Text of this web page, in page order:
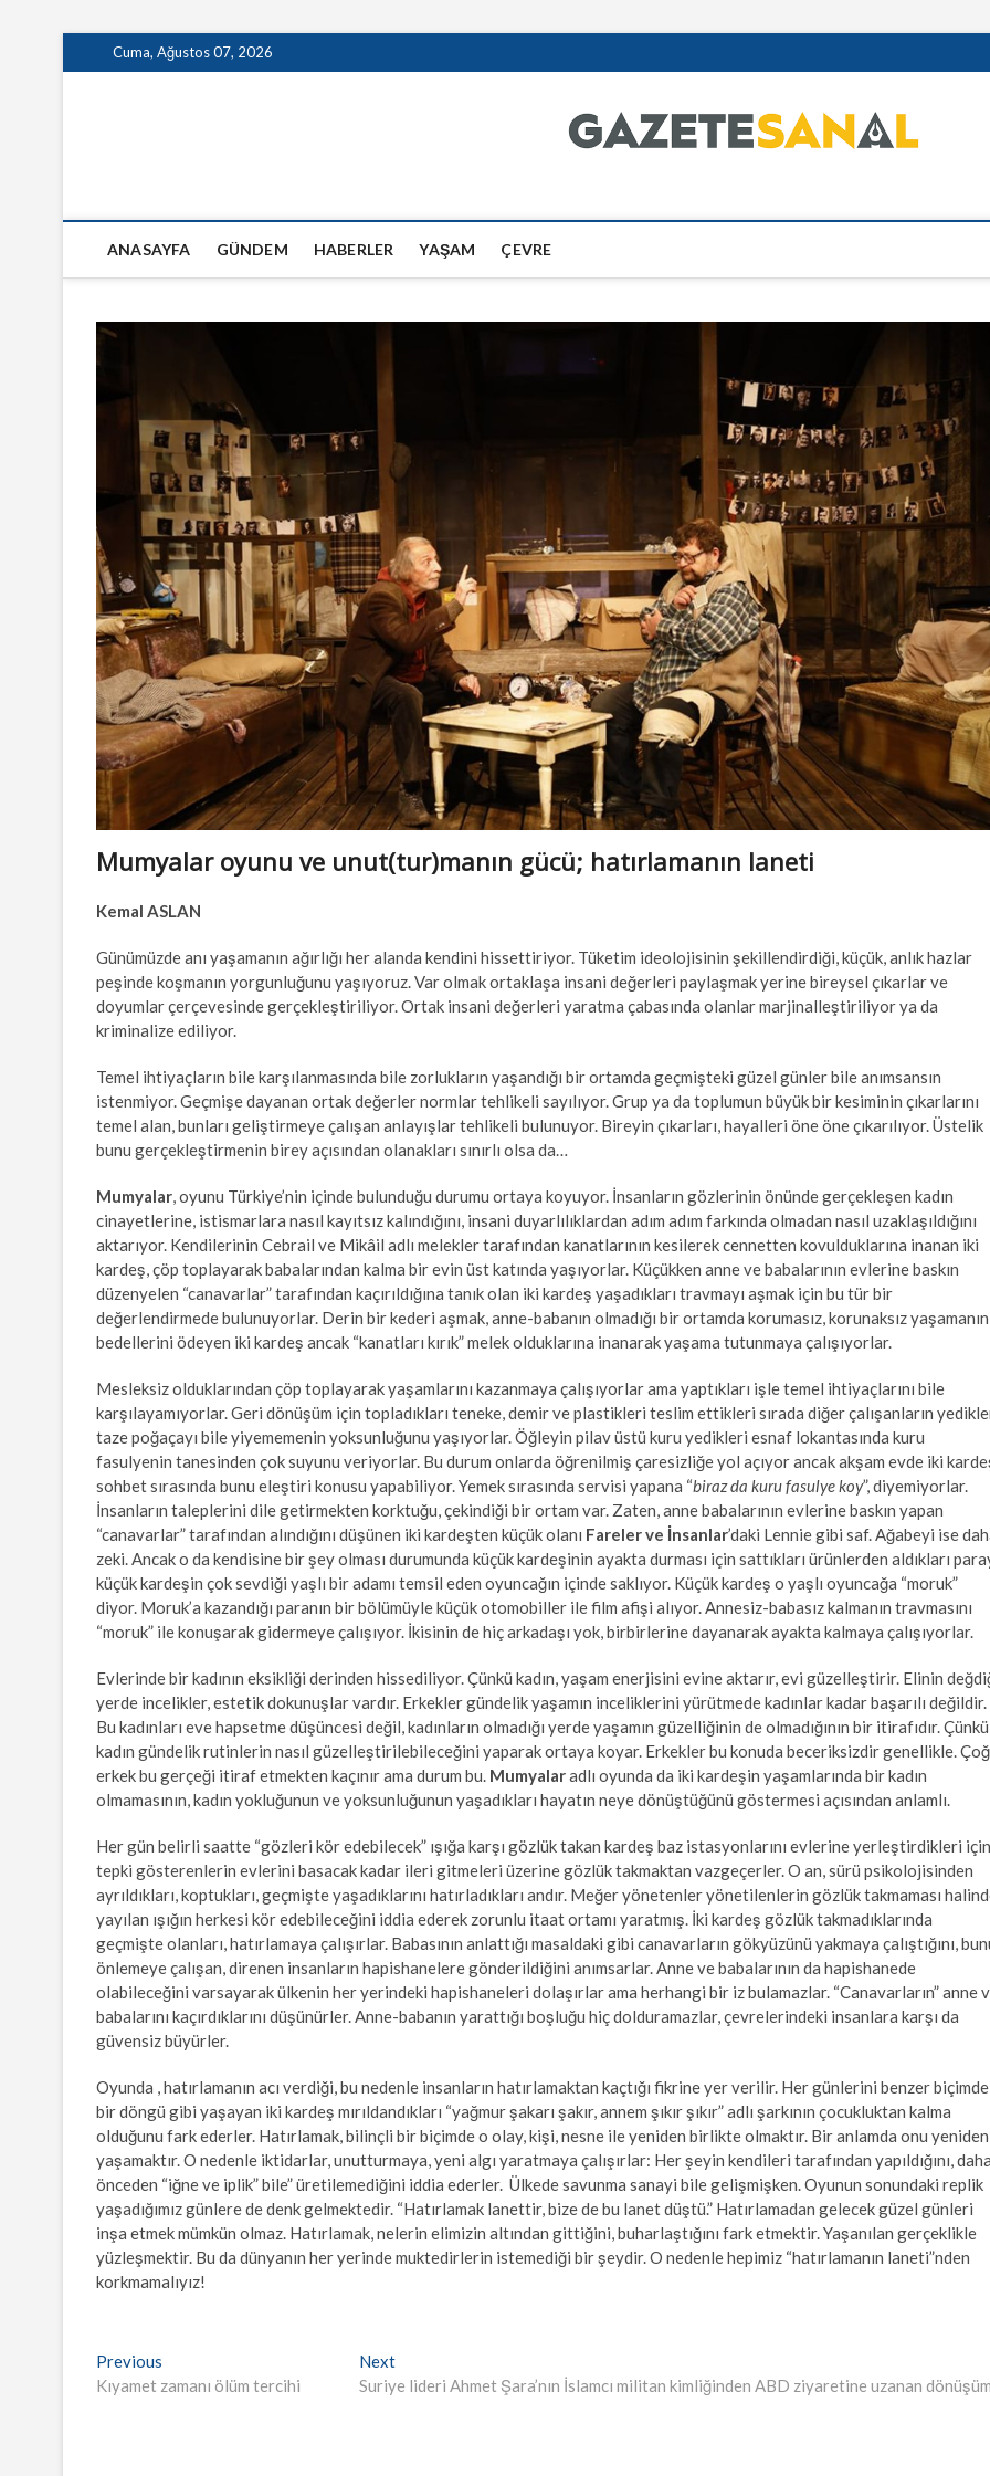
to
Cuma, Ağustos 07, 2026
ANASAYFA GÜNDEM HABERLER YAŞAM ÇEVRE
Mumyalar oyunu ve unut(tur)manın gücü; hatırlamanın laneti
Kemal ASLAN
Günümüzde anı yaşamanın ağırlığı her alanda kendini hissettiriyor. Tüketim ideolojisinin şekillendirdiği, küçük, anlık hazlar
peşinde koşmanın yorgunluğunu yaşıyoruz. Var olmak ortaklaşa insani değerleri paylaşmak yerine bireysel çıkarlar ve
doyumlar çerçevesinde gerçekleştiriliyor. Ortak insani değerleri yaratma çabasında olanlar marjinalleştiriliyor ya da
kriminalize ediliyor.
Temel ihtiyaçların bile karşılanmasında bile zorlukların yaşandığı bir ortamda geçmişteki güzel günler bile anımsansın
istenmiyor. Geçmişe dayanan ortak değerler normlar tehlikeli sayılıyor. Grup ya da toplumun büyük bir kesiminin çıkarlarını
temel alan, bunları geliştirmeye çalışan anlayışlar tehlikeli bulunuyor. Bireyin çıkarları, hayalleri öne öne çıkarılıyor. Üstelik
bunu gerçekleştirmenin birey açısından olanakları sınırlı olsa da…
Mumyalar, oyunu Türkiye’nin içinde bulunduğu durumu ortaya koyuyor. İnsanların gözlerinin önünde gerçekleşen kadın
cinayetlerine, istismarlara nasıl kayıtsız kalındığını, insani duyarlılıklardan adım adım farkında olmadan nasıl uzaklaşıldığını
aktarıyor. Kendilerinin Cebrail ve Mikâil adlı melekler tarafından kanatlarının kesilerek cennetten kovulduklarına inanan iki
kardeş, çöp toplayarak babalarından kalma bir evin üst katında yaşıyorlar. Küçükken anne ve babalarının evlerine baskın
düzenyelen “canavarlar” tarafından kaçırıldığına tanık olan iki kardeş yaşadıkları travmayı aşmak için bu tür bir
değerlendirmede bulunuyorlar. Derin bir kederi aşmak, anne-babanın olmadığı bir ortamda korumasız, korunaksız yaşamanın
bedellerini ödeyen iki kardeş ancak “kanatları kırık” melek olduklarına inanarak yaşama tutunmaya çalışıyorlar.
Mesleksiz olduklarından çöp toplayarak yaşamlarını kazanmaya çalışıyorlar ama yaptıkları işle temel ihtiyaçlarını bile
karşılayamıyorlar. Geri dönüşüm için topladıkları teneke, demir ve plastikleri teslim ettikleri sırada diğer çalışanların
taze poğaçayı bile yiyememenin yoksunluğunu yaşıyorlar. Öğleyin pilav üstü kuru yedikleri esnaf lokantasında kuru
fasulyenin tanesinden çok suyunu veriyorlar. Bu durum onlarda öğrenilmiş çaresizliğe yol açıyor ancak akşam evde iki
sohbet sırasında bunu eleştiri konusu yapabiliyor. Yemek sırasında servisi yapana “biraz da kuru fasulye koy”, diyemiyorlar.
İnsanların taleplerini dile getirmekten korktuğu, çekindiği bir ortam var. Zaten, anne babalarının evlerine baskın yapan
“canavarlar” tarafından alındığını düşünen iki kardeşten küçük olanı Fareler ve İnsanlar’daki Lennie gibi saf. Ağabeyi ise
zeki. Ancak o da kendisine bir şey olması durumunda küçük kardeşinin ayakta durması için sattıkları ürünlerden aldıkları
küçük kardeşin çok sevdiği yaşlı bir adamı temsil eden oyuncağın içinde saklıyor. Küçük kardeş o yaşlı oyuncağa “moruk”
diyor. Moruk’a kazandığı paranın bir bölümüyle küçük otomobiller ile film afişi alıyor. Annesiz-babasız kalmanın travmasını
“moruk” ile konuşarak gidermeye çalışıyor. İkisinin de hiç arkadaşı yok, birbirlerine dayanarak ayakta kalmaya çalışıyorlar.
Evlerinde bir kadının eksikliği derinden hissediliyor. Çünkü kadın, yaşam enerjisini evine aktarır, evi güzelleştirir. Elinin
yerde incelikler, estetik dokunuşlar vardır. Erkekler gündelik yaşamın inceliklerini yürütmede kadınlar kadar başarılı değildir.
Bu kadınları eve hapsetme düşüncesi değil, kadınların olmadığı yerde yaşamın güzelliğinin de olmadığının bir itirafıdır. Çünkü
kadın gündelik rutinlerin nasıl güzelleştirilebileceğini yaparak ortaya koyar. Erkekler bu konuda beceriksizdir genellikle.
erkek bu gerçeği itiraf etmekten kaçınır ama durum bu. Mumyalaradlı oyunda da iki kardeşin yaşamlarında bir kadın
olmamasının, kadın yokluğunun ve yoksunluğunun yaşadıkları hayatın neye dönüştüğünü göstermesi açısından anlamlı.
Her gün belirli saatte “gözleri kör edebilecek” ışığa karşı gözlük takan kardeş baz istasyonlarını evlerine yerleştirdikleri için
tepki gösterenlerin evlerini basacak kadar ileri gitmeleri üzerine gözlük takmaktan vazgeçerler. O an, sürü psikolojisinden
ayrıldıkları, koptukları, geçmişte yaşadıklarını hatırladıkları andır. Meğer yönetenler yönetilenlerin gözlük takmaması
yayılan ışığın herkesi kör edebileceğini iddia ederek zorunlu itaat ortamı yaratmış. İki kardeş gözlük takmadıklarında
geçmişte olanları, hatırlamaya çalışırlar. Babasının anlattığı masaldaki gibi canavarların gökyüzünü yakmaya çalıştığını,
önlemeye çalışan, direnen insanların hapishanelere gönderildiğini anımsarlar. Anne ve babalarının da hapishanede
olabileceğini varsayarak ülkenin her yerindeki hapishaneleri dolaşırlar ama herhangi bir iz bulamazlar. “Canavarların” anne
babalarını kaçırdıklarını düşünürler. Anne-babanın yarattığı boşluğu hiç dolduramazlar, çevrelerindeki insanlara karşı da
güvensiz büyürler.
Oyunda , hatırlamanın acı verdiği, bu nedenle insanların hatırlamaktan kaçtığı fikrine yer verilir. Her günlerini benzer biçimde
bir döngü gibi yaşayan iki kardeş mırıldandıkları “yağmur şakarı şakır, annem şıkır şıkır” adlı şarkının çocukluktan kalma
olduğunu fark ederler. Hatırlamak, bilinçli bir biçimde o olay, kişi, nesne ile yeniden birlikte olmaktır. Bir anlamda onu yeniden
yaşamaktır. O nedenle iktidarlar, unutturmaya, yeni algı yaratmaya çalışırlar: Her şeyin kendileri tarafından yapıldığını, daha
önceden “iğne ve iplik” bile” üretilemediğini iddia ederler. Ülkede savunma sanayi bile gelişmişken. Oyunun sonundaki replik
yaşadığımız günlere de denk gelmektedir. “Hatırlamak lanettir, bize de bu lanet düştü.” Hatırlamadan gelecek güzel günleri
inşa etmek mümkün olmaz. Hatırlamak, nelerin elimizin altından gittiğini, buharlaştığını fark etmektir. Yaşanılan gerçeklikle
yüzleşmektir. Bu da dünyanın her yerinde muktedirlerin istemediği bir şeydir. O nedenle hepimiz “hatırlamanın laneti”nden
korkmamalıyız!
Yazı
gezinmesi
Previous
post:
Kıyamet zamanı ölüm tercihi
NextNext
post:
Suriye lideri Ahmet Şara’nın İslamcı militan kimliğinden ABD ziyaretine uzanan